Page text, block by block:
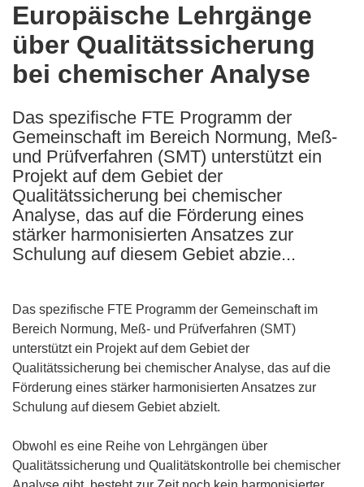
the
following
languages:
Europäische Lehrgänge
über Qualitätssicherung
bei chemischer Analyse
Das spezifische FTE Programm der
Gemeinschaft im Bereich Normung, Meß-
und Prüfverfahren (SMT) unterstützt ein
Projekt auf dem Gebiet der
Qualitätssicherung bei chemischer
Analyse, das auf die Förderung eines
stärker harmonisierten Ansatzes zur
Schulung auf diesem Gebiet abzie...
Das spezifische FTE Programm der Gemeinschaft im
Bereich Normung, Meß- und Prüfverfahren (SMT)
unterstützt ein Projekt auf dem Gebiet der
Qualitätssicherung bei chemischer Analyse, das auf die
Förderung eines stärker harmonisierten Ansatzes zur
Schulung auf diesem Gebiet abzielt.
Obwohl es eine Reihe von Lehrgängen über
Qualitätssicherung und Qualitätskontrolle bei chemischer